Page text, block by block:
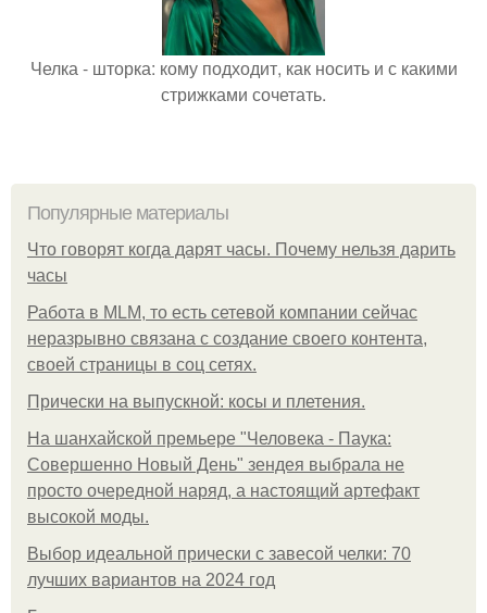
Челка - шторка: кому подходит, как носить и с какими
стрижками сочетать.
Популярные материалы
Что говорят когда дарят часы. Почему нельзя дарить
часы
Работа в MLM, то есть сетевой компании сейчас
неразрывно связана с создание своего контента,
своей страницы в соц сетях.
Прически на выпускной: косы и плетения.
На шанхайской премьере "Человека - Паука:
Совершенно Новый День" зендея выбрала не
просто очередной наряд, а настоящий артефакт
высокой моды.
Выбор идеальной прически с завесой челки: 70
лучших вариантов на 2024 год